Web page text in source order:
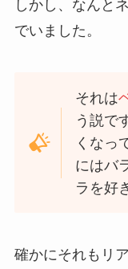
しかし、なんと
でいました。
それは
う説で
くなっ
にはバ
ラを好
確かにそれもリ